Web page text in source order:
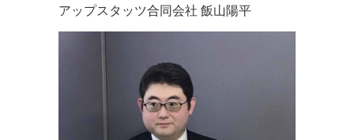
g
アップスタッツ合同会社 飯山陽平